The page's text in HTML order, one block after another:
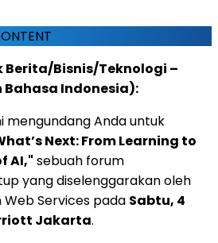
Berita/Bisnis/Teknologi –
Indonesia):
mengundang Anda untuk
Next: From Learning to
AI," sebuah forum
yang diselenggarakan oleh
Services pada Sabtu, 4
Jakarta.